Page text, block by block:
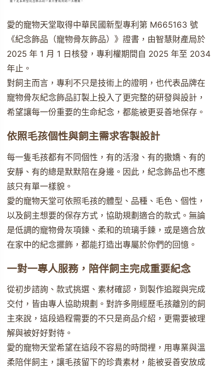
愛的寵物天堂取得中華民國新型專利第 M665163 號
《紀念飾品（寵物骨灰飾品）》證書，由智慧財產局於
2025 年 1 月 1 日核發，專利權期間自 2025 年至 2034
年止。
對飼主而言，專利不只是技術上的證明，也代表品牌在
寵物骨灰紀念飾品訂製上投入了更完整的研發與設計，
希望讓每一份重要的生命紀念，都能被更妥善地保存。
依照毛孩個性與飼主需求客製設計
每一隻毛孩都有不同個性，有的活潑、有的撒嬌、有的
安靜、有的總是默默陪在身邊。因此，紀念飾品也不應
該只有單一樣貌。
愛的寵物天堂可依照毛孩的體型、品種、毛色、個性，
以及飼主想要的保存方式，協助規劃適合的款式。無論
是低調的寵物骨灰項鍊、柔和的琉璃手鍊，或是適合放
在家中的紀念擺飾，都能打造出專屬於你們的回憶。
一對一專人服務，陪伴飼主完成重要紀念
從初步諮詢、款式挑選、素材確認，到製作追蹤與完成
交付，皆由專人協助規劃。對許多剛經歷毛孩離別的飼
主來說，這段過程需要的不只是商品介紹，更需要被理
解與被好好對待。
愛的寵物天堂希望在這段不容易的時間裡，用專業與溫
柔陪伴飼主，讓毛孩留下的珍貴素材，能被妥善安放成